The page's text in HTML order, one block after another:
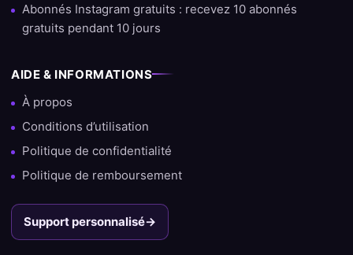
Abonnés Instagram gratuits : recevez 10 abonnés
gratuits pendant 10 jours
AIDE & INFORMATIONS
À propos
Conditions d’utilisation
Politique de confidentialité
Politique de remboursement
Support personnalisé→